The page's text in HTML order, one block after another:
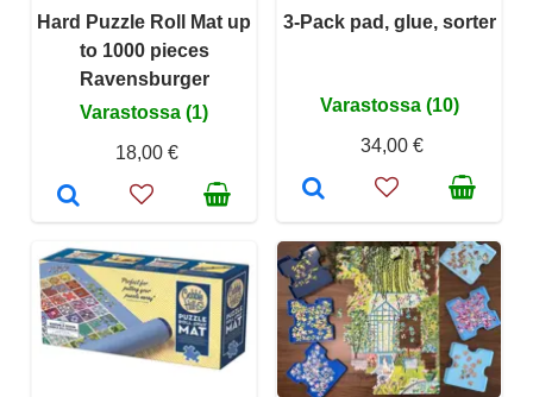
Hard Puzzle Roll Mat up
to 1000 pieces
Ravensburger
Varastossa (1)
18,00 €
3-Pack pad, glue, sorter
Varastossa (10)
34,00 €